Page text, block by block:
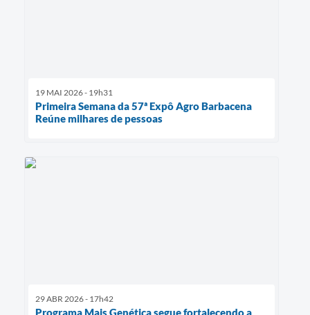
19 MAI 2026 - 19h31
Primeira Semana da 57ª Expô Agro Barbacena
Reúne milhares de pessoas
29 ABR 2026 - 17h42